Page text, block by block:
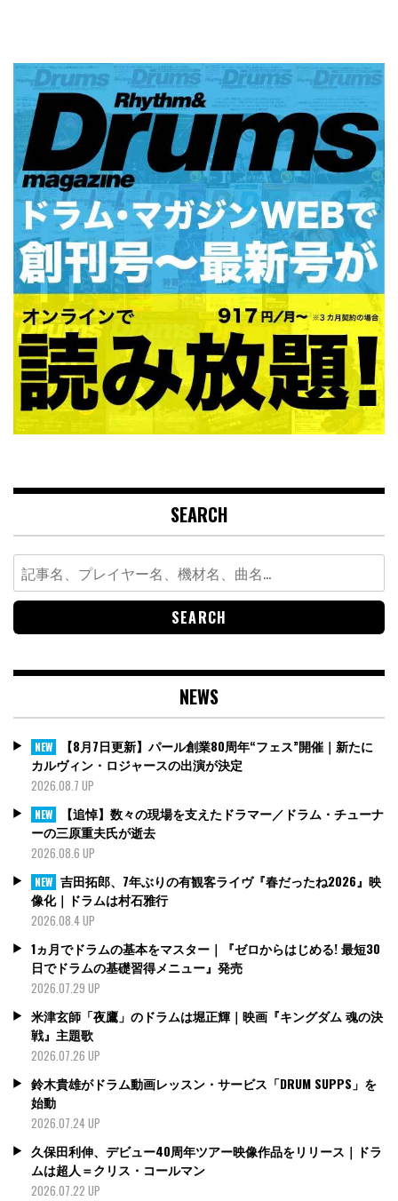
SEARCH
Search
for:
NEWS
NEW
【8月7日更新】パール創業80周年“フェス”開催｜新たに
カルヴィン・ロジャースの出演が決定
2026.08.7 UP
NEW
【追悼】数々の現場を支えたドラマー／ドラム・チューナ
ーの三原重夫氏が逝去
2026.08.6 UP
NEW 吉田拓郎、7年ぶりの有観客ライヴ『春だったね2026』映
像化｜ドラムは村石雅行
2026.08.4 UP
1ヵ月でドラムの基本をマスター｜『ゼロからはじめる! 最短30
日でドラムの基礎習得メニュー』発売
2026.07.29 UP
米津玄師「夜鷹」のドラムは堀正輝｜映画『キングダム 魂の決
戦』主題歌
2026.07.26 UP
鈴木貴雄がドラム動画レッスン・サービス「DRUM SUPPS」を
始動
2026.07.24 UP
久保田利伸、デビュー40周年ツアー映像作品をリリース｜ドラ
ムは超人＝クリス・コールマン
2026.07.22 UP